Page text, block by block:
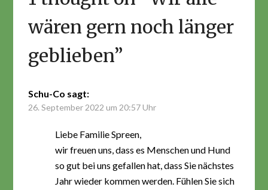
wären gern noch länger
geblieben”
Schu-Co sagt:
26. September 2022 um 20:57 Uhr
Liebe Familie Spreen,
wir freuen uns, dass es Menschen und Hund
so gut bei uns gefallen hat, dass Sie nächstes
Jahr wieder kommen werden. Fühlen Sie sich